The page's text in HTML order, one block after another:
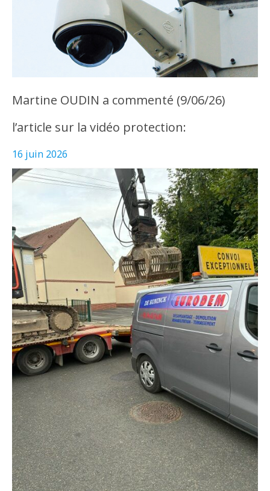
Martine OUDIN a commenté (9/06/26)
l’article sur la vidéo protection:
16 juin 2026